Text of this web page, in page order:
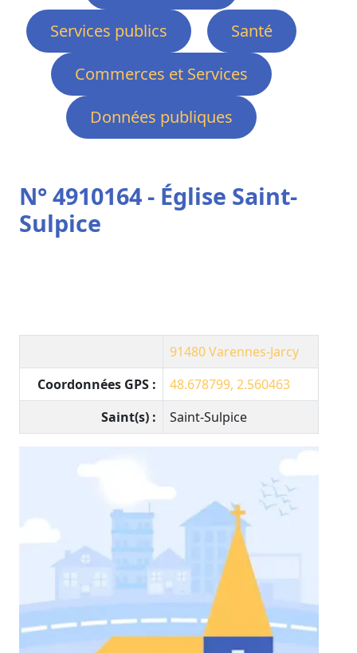
Services publics
Santé
Commerces et Services
Données publiques
N° 4910164 - Église Saint-
Sulpice
91480Varennes-Jarcy
Coordonnées GPS :
48.678799, 2.560463
Saint(s) :
Saint-Sulpice